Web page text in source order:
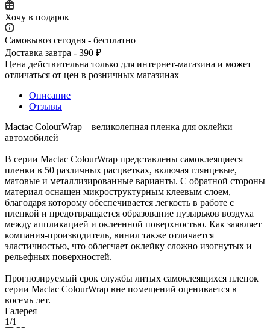
Хочу в подарок
Самовывоз сегодня - бесплатно
Доставка завтра - 390 ₽
Цена действительна только для интернет-магазина и может
отличаться от цен в розничных магазинах
Описание
Отзывы
Mactac ColourWrap – великолепная пленка для оклейки
автомобилей
В серии Mactac ColourWrap представлены самоклеящиеся
пленки в 50 различных расцветках, включая глянцевые,
матовые и металлизированные варианты. С обратной стороны
материал оснащен микроструктурным клеевым слоем,
благодаря которому обеспечивается легкость в работе с
пленкой и предотвращается образование пузырьков воздуха
между аппликацией и оклеенной поверхностью. Как заявляет
компания-производитель, винил также отличается
эластичностью, что облегчает оклейку сложно изогнутых и
рельефных поверхностей.
Прогнозируемый срок службы литых самоклеящихся пленок
серии Mactac ColourWrap вне помещений оценивается в
восемь лет.
Галерея
1/1 —